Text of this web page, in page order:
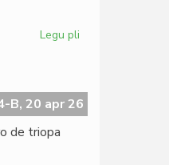
Legu pli
funebras
pro
B, 20 apr 26
de triopa